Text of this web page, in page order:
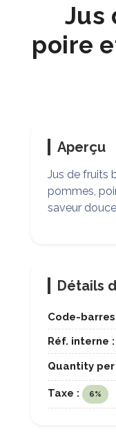
Jus
poire
Aperçu
Jus de fruits
pommes,
saveur
Détails
Code-barres
Réf. interne :
Quantity
Taxe : 6%